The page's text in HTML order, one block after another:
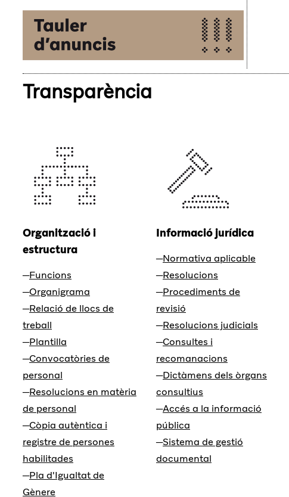
Transparència
Organització i
estructura
Funcions
Organigrama
Relació de llocs de
treball
Plantilla
Convocatòries de
personal
Resolucions en matèria
de personal
Còpia autèntica i
registre de persones
habilitades
Pla d'Igualtat de
Gènere
Informació jurídica
Normativa aplicable
Resolucions
Procediments de
revisió
Resolucions judicials
Consultes i
recomanacions
Dictàmens dels òrgans
consultius
Accés a la informació
pública
Sistema de gestió
documental